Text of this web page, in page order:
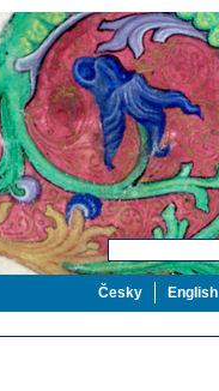
English
Česky